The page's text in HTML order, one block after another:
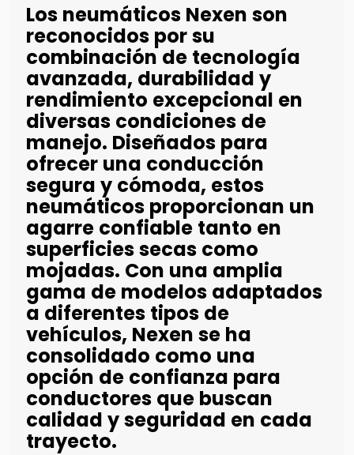
Los neumáticos Nexen son
reconocidos por su
combinación de tecnología
avanzada, durabilidad y
rendimiento excepcional en
diversas condiciones de
manejo. Diseñados para
ofrecer una conducción
segura y cómoda, estos
neumáticos proporcionan un
agarre confiable tanto en
superficies secas como
mojadas. Con una amplia
gama de modelos adaptados
a diferentes tipos de
vehículos, Nexen se ha
consolidado como una
opción de confianza para
conductores que buscan
calidad y seguridad en cada
trayecto.